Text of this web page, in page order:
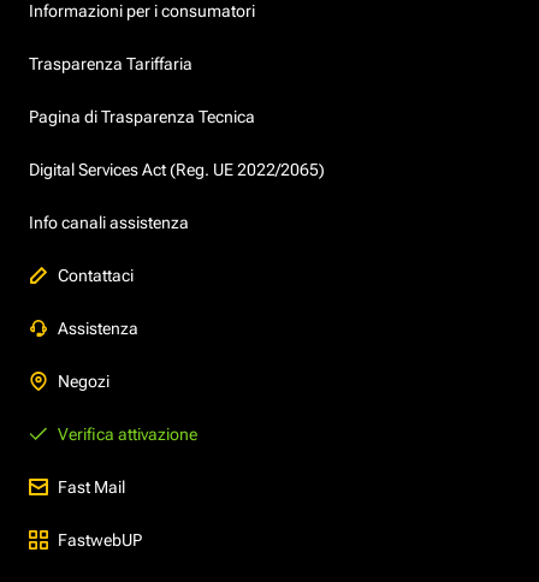
Informazioni per i consumatori
Trasparenza Tariffaria
Pagina di Trasparenza Tecnica
Digital Services Act (Reg. UE 2022/2065)
Info canali assistenza
Contattaci
Assistenza
Negozi
Verifica attivazione
Fast Mail
FastwebUP